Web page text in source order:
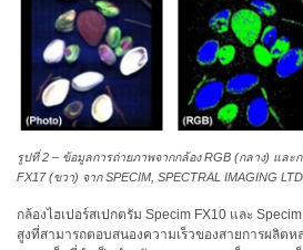
คู่มือ
(ENG)
หนังสือ
การ
ศึกษา
วิดีโอ
YouTube
รูปที่ 2 – ข้อมูลการถ่ายภาพจากกล้อง RGB (กลาง) และ
FX17 (ขวา) จาก SPECIM, SPECTRAL IMAGING LTD.
กล้องไฮเปอร์สเปกตรัม Specim FX10 และ
สูงที่สามารถตอบสนองความเร็วของสายการผลิตห